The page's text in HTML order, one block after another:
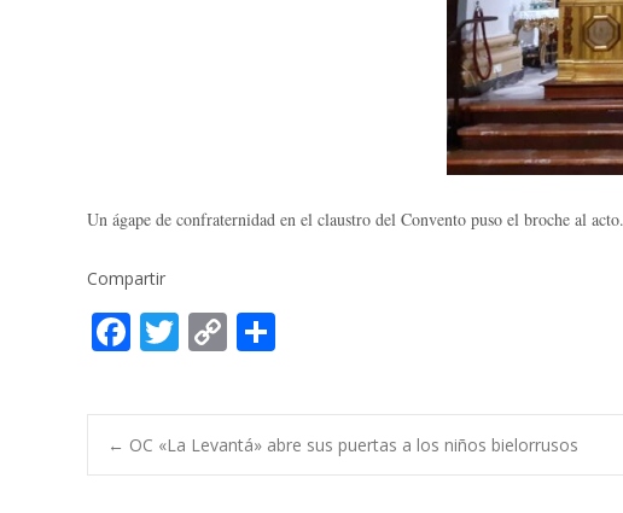
Un ágape de confraternidad en el claustro del Convento puso el broche al acto.
Compartir
F
ac
e
b
o
T
w
itt
er
C
o
p
y
Li
m
p
ar
Post
← OC «La Levantá» abre sus puertas a los niños bielorrusos